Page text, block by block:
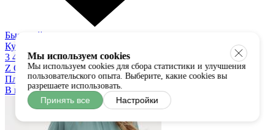
Быстрый просмотр
Купить в один клик
3 450 руб
Z ONE
Платье
В наличии:S M
Мы используем cookies
Мы используем cookies для сбора статистики и улучшения
пользовательского опыта. Выберите, какие cookies вы
разрешаете использовать.
Принять все Настройки